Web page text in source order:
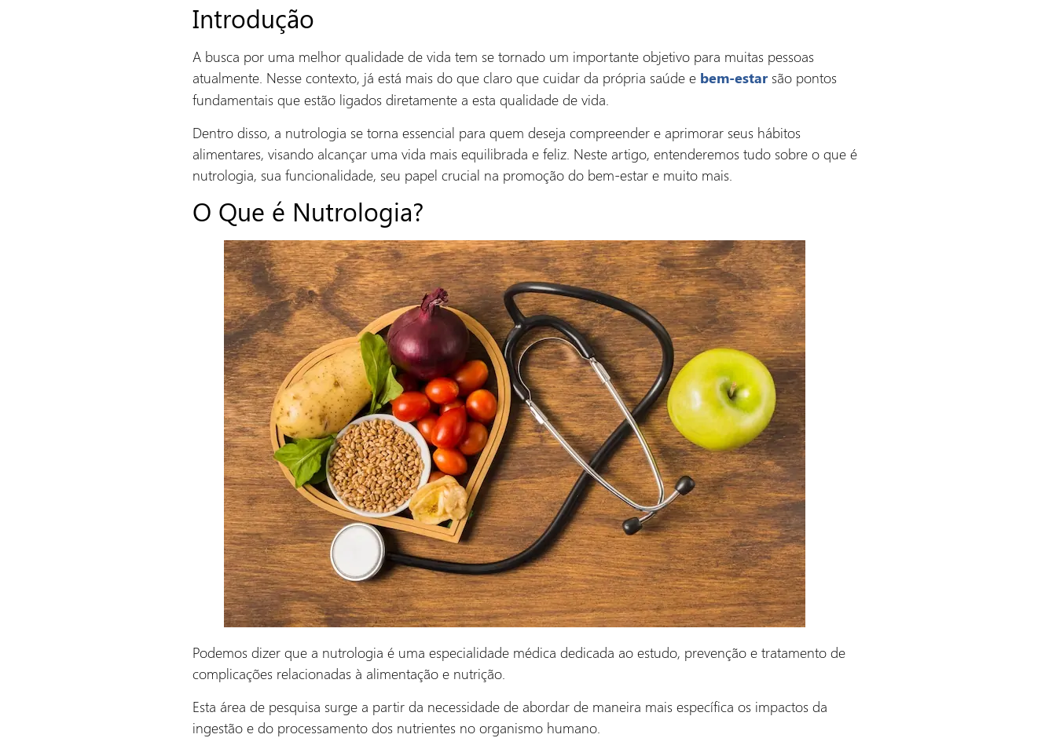
Introdução
A busca por uma melhor qualidade de vida tem se tornado um importante objetivo para muitas pessoas
atualmente. Nesse contexto, já está mais do que claro que cuidar da própria saúde e bem-estar são pontos
fundamentais que estão ligados diretamente a esta qualidade de vida.
Dentro disso, a nutrologia se torna essencial para quem deseja compreender e aprimorar seus hábitos
alimentares, visando alcançar uma vida mais equilibrada e feliz. Neste artigo, entenderemos tudo sobre o que é
nutrologia, sua funcionalidade, seu papel crucial na promoção do bem-estar e muito mais.
O Que é Nutrologia?
Podemos dizer que a nutrologia é uma especialidade médica dedicada ao estudo, prevenção e tratamento de
complicações relacionadas à alimentação e nutrição.
Esta área de pesquisa surge a partir da necessidade de abordar de maneira mais específica os impactos da
ingestão e do processamento dos nutrientes no organismo humano.